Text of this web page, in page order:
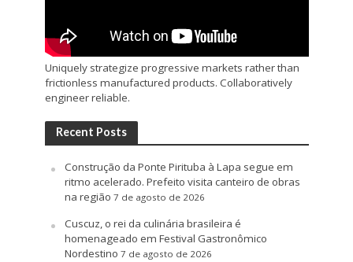
Uniquely strategize progressive markets rather than
frictionless manufactured products. Collaboratively
engineer reliable.
Recent Posts
Construção da Ponte Pirituba à Lapa segue em
ritmo acelerado. Prefeito visita canteiro de obras
na região 7 de agosto de 2026
Cuscuz, o rei da culinária brasileira é
homenageado em Festival Gastronômico
Nordestino 7 de agosto de 2026